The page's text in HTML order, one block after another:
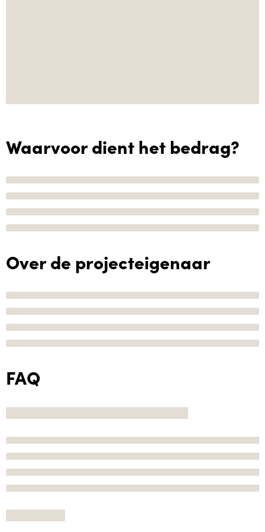
Waarvoor dient het bedrag?
Over de projecteigenaar
FAQ